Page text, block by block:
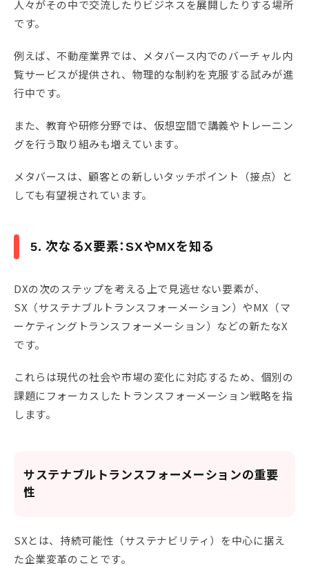
人々がその中で交流したりビジネスを展開したりする場所
です。
例えば、不動産業界では、メタバース内でのバーチャル内
覧サービスが提供され、物理的な制約を克服する試みが進
行中です。
また、教育や研修分野では、仮想空間で講義やトレーニン
グを行う取り組みも増えています。
メタバースは、顧客との新しいタッチポイント（接点）と
しても有望視されています。
5. 次なるX要素：SXやMXを知る
DXの次のステップを考える上で見逃せない要素が、
SX（サステナブルトランスフォーメーション）やMX（マ
ーケティングトランスフォーメーション）などの新たなX
です。
これらは現代の社会や市場の変化に対応するため、個別の
課題にフォーカスしたトランスフォーメーション戦略を指
します。
サステナブルトランスフォーメーションの重要
性
SXとは、持続可能性（サステナビリティ）を中心に据え
た企業変革のことです。